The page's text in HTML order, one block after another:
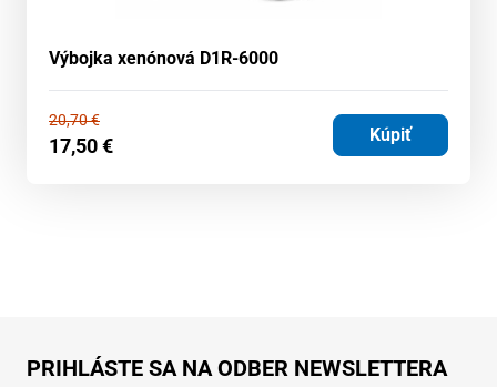
Výbojka xenónová D1R-6000
20,70€
17,50€ Kúpiť
PRIHLÁSTE SA NA ODBER NEWSLETTERA